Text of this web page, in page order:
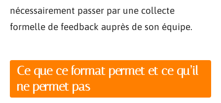
nécessairement passer par une collecte
formelle de feedback auprès de son équipe.
Ce que ce format permet et ce qu’il
ne permet pas